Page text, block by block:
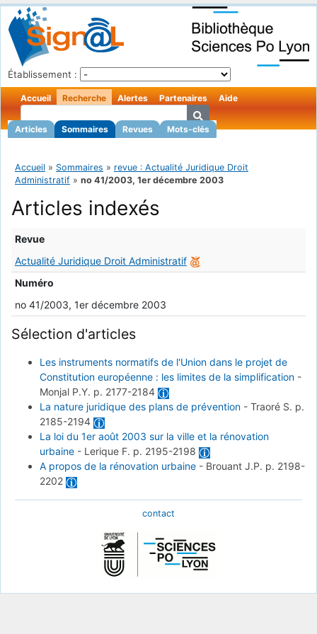
Établissement :
Accueil Recherche
Articles Sommaires Revues Mots-clés
Alertes Partenaires Aide
Accueil » Sommaires » revue : Actualité Juridique Droit
Administratif » no 41/2003, 1er décembre 2003
Articles indexés
Revue
Actualité Juridique Droit Administratif
Numéro
no 41/2003, 1er décembre 2003
Sélection d'articles
Les instruments normatifs de l'Union dans le projet de
Constitution européenne : les limites de la simplification -
Monjal P.Y. p. 2177-2184
La nature juridique des plans de prévention - Traoré S. p.
2185-2194
La loi du 1er août 2003 sur la ville et la rénovation
urbaine - Lerique F. p. 2195-2198
A propos de la rénovation urbaine - Brouant J.P. p. 2198-
2202
contact